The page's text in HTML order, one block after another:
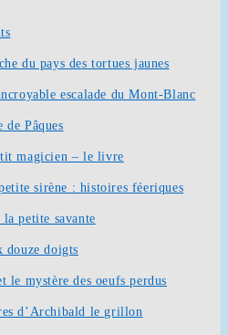
du pays des tortues jaunes
escalade du Mont-Blanc
de Pâques
magicien – le livre
sirène : histoires féeriques
petite savante
doigts
le mystère des oeufs perdus
d’Archibald le grillon